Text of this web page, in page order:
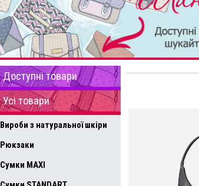
Доступні товари
Усі товари
Вироби з натуральної шкіри
Рюкзаки
Сумки MAXI